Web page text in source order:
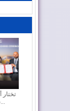
حصريًا لعلام...